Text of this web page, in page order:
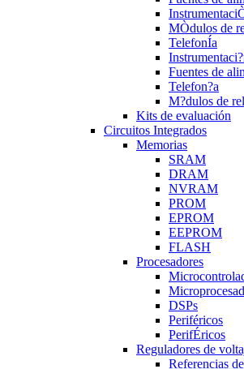
MÒdulos de
TelefonÍa
Fuentes de
Telefon?a
M?dulos de
Kits de evaluación
Circuitos Integrados
Memorias
SRAM
DRAM
NVRAM
PROM
EPROM
EEPROM
FLASH
Procesadores
DSPs
Periféricos
PerifÉricos
Reguladores de
Referencias